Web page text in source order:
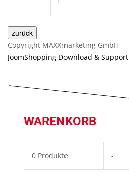
Copyright MAXXmarketing GmbH
JoomShopping Download & Support
WARENKORB
0 Produkte -